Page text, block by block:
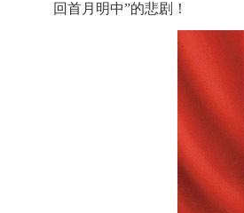
回首月明中”的悲剧！